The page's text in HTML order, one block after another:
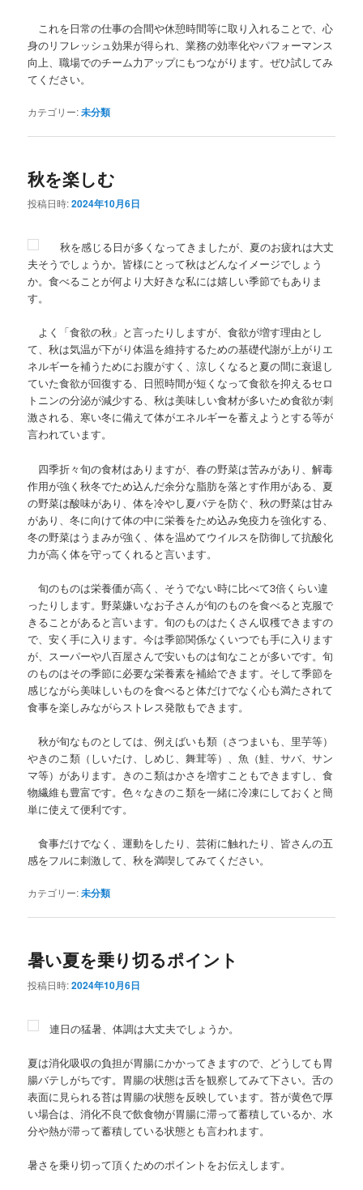
これを日常の仕事の合間や休憩時間等に取り入れることで、心
身のリフレッシュ効果が得られ、業務の効率化やパフォーマンス
向上、職場でのチーム力アップにもつながります。ぜひ試してみ
てください。
カテゴリー:未分類
秋を楽しむ
投稿日時:2024年10月6日
秋を感じる日が多くなってきましたが、夏のお疲れは大丈
夫そうでしょうか。皆様にとって秋はどんなイメージでしょう
か。食べることが何より大好きな私には嬉しい季節でもありま
す。
よく「食欲の秋」と言ったりしますが、食欲が増す理由とし
て、秋は気温が下がり体温を維持するための基礎代謝が上がりエ
ネルギーを補うためにお腹がすく、涼しくなると夏の間に衰退し
ていた食欲が回復する、日照時間が短くなって食欲を抑えるセロ
トニンの分泌が減少する、秋は美味しい食材が多いため食欲が刺
激される、寒い冬に備えて体がエネルギーを蓄えようとする等が
言われています。
四季折々旬の食材はありますが、春の野菜は苦みがあり、解毒
作用が強く秋冬でため込んだ余分な脂肪を落とす作用がある、夏
の野菜は酸味があり、体を冷やし夏バテを防ぐ、秋の野菜は甘み
があり、冬に向けて体の中に栄養をため込み免疫力を強化する、
冬の野菜はうまみが強く、体を温めてウイルスを防御して抗酸化
力が高く体を守ってくれると言います。
旬のものは栄養価が高く、そうでない時に比べて3倍くらい違
ったりします。野菜嫌いなお子さんが旬のものを食べると克服で
きることがあると言います。旬のものはたくさん収穫できますの
で、安く手に入ります。今は季節関係なくいつでも手に入ります
が、スーパーや八百屋さんで安いものは旬なことが多いです。旬
のものはその季節に必要な栄養素を補給できます。そして季節を
感じながら美味しいものを食べると体だけでなく心も満たされて
食事を楽しみながらストレス発散もできます。
秋が旬なものとしては、例えばいも類（さつまいも、里芋等）
やきのこ類（しいたけ、しめじ、舞茸等）、魚（鮭、サバ、サン
マ等）があります。きのこ類はかさを増すこともできますし、食
物繊維も豊富です。色々なきのこ類を一緒に冷凍にしておくと簡
単に使えて便利です。
食事だけでなく、運動をしたり、芸術に触れたり、皆さんの五
感をフルに刺激して、秋を満喫してみてください。
カテゴリー:未分類
暑い夏を乗り切るポイント
投稿日時:2024年10月6日
連日の猛暑、体調は大丈夫でしょうか。
夏は消化吸収の負担が胃腸にかかってきますので、どうしても胃
腸バテしがちです。胃腸の状態は舌を観察してみて下さい。舌の
表面に見られる苔は胃腸の状態を反映しています。苔が黄色で厚
い場合は、消化不良で飲食物が胃腸に滞って蓄積しているか、水
分や熱が滞って蓄積している状態とも言われます。
暑さを乗り切って頂くためのポイントをお伝えします。